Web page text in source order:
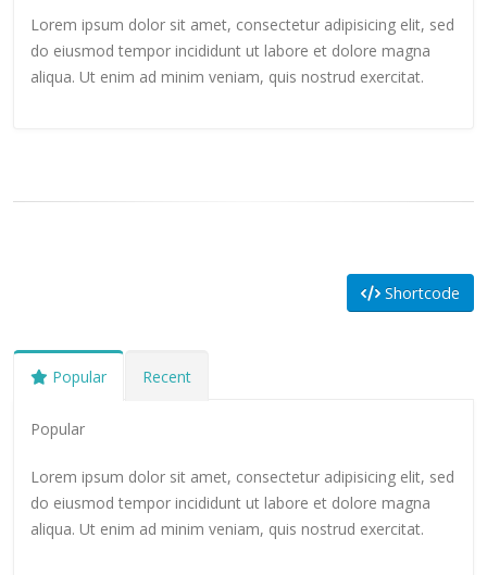
Lorem ipsum dolor sit amet, consectetur adipisicing elit, sed
do eiusmod tempor incididunt ut labore et dolore magna
aliqua. Ut enim ad minim veniam, quis nostrud exercitat.
Shortcode
Popular Recent
Popular
Lorem ipsum dolor sit amet, consectetur adipisicing elit, sed
do eiusmod tempor incididunt ut labore et dolore magna
aliqua. Ut enim ad minim veniam, quis nostrud exercitat.